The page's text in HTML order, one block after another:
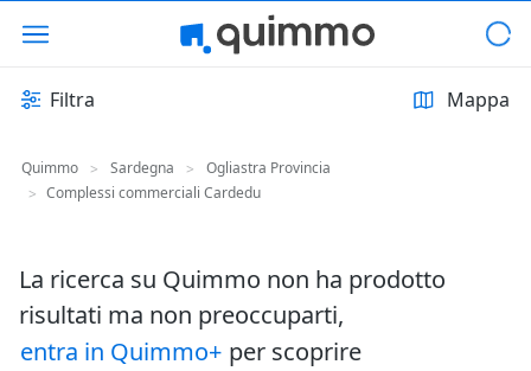
Filtra Mappa
Quimmo > Sardegna >
Ogliastra Provincia
> Complessi commerciali Cardedu
La ricerca su Quimmo non ha prodotto
risultati ma non preoccuparti,
entra in Quimmo+ per scoprire